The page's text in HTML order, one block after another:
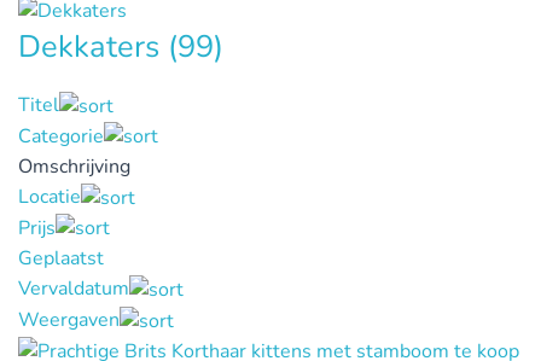
Dekkaters (99)
Titel
Categorie
Omschrijving
Locatie
Prijs
Geplaatst
Vervaldatum
Weergaven